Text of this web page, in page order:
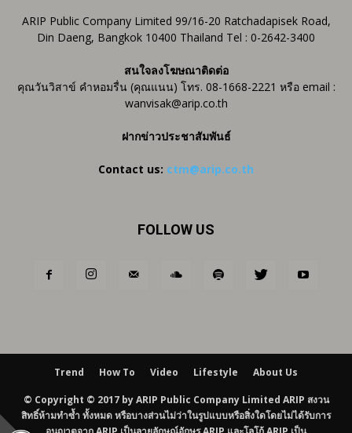
ARIP Public Company Limited 99/16-20 Ratchadapisek Road,
Din Daeng, Bangkok 10400 Thailand Tel : 0-2642-3400
สนใจลงโฆษณาติดต่อ
คุณวันวิสาข์ คำหอมรื่น (คุณแนน) โทร. 08-1668-2221 หรือ email :
wanvisak@arip.co.th
ฝากข่าวประชาสัมพันธ์
Contact us: ctm@arip.co.th
FOLLOW US
Trend How To Video Lifestyle About Us
© Copyright © 2017 by ARIP Public Company Limited ARIP สงวน
สิทธิ์ห้ามทำซ้ำ ทั้งหมด หรือบางส่วนไม่ว่าในรูปแบบหรือสิ่งใดโดยไม่ได้รับการ